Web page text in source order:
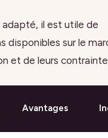
il est utile de
disponibles sur le
et de leurs
Avantages